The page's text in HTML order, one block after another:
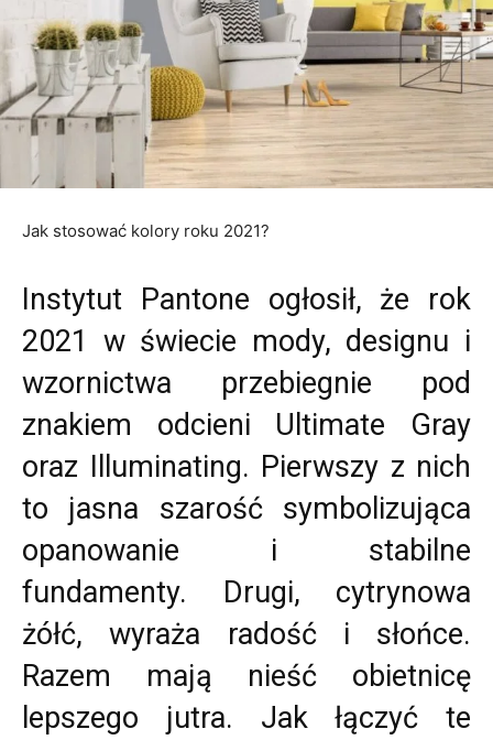
Jak stosować kolory roku 2021?
Instytut Pantone ogłosił, że rok
2021 w świecie mody, designu i
wzornictwa przebiegnie pod
znakiem odcieni Ultimate Gray
oraz Illuminating. Pierwszy z nich
to jasna szarość symbolizująca
opanowanie i stabilne
fundamenty. Drugi, cytrynowa
żółć, wyraża radość i słońce.
Razem mają nieść obietnicę
lepszego jutra. Jak łączyć te